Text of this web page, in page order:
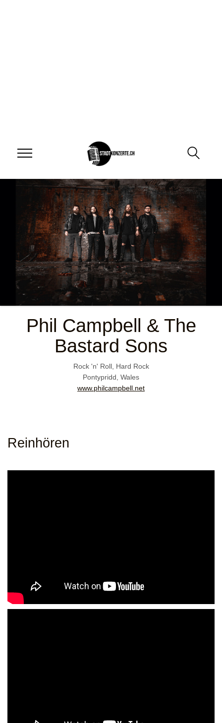
Phil Campbell & The
Bastard Sons
Rock 'n' Roll, Hard Rock
Pontypridd, Wales
www.philcampbell.net
Reinhören